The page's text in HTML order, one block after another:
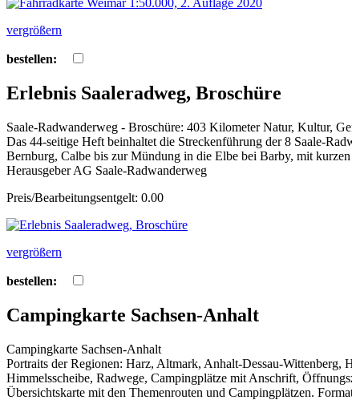
vergrößern
bestellen:
Erlebnis Saaleradweg, Broschüre
Saale-Radwanderweg - Broschüre: 403 Kilometer Natur, Kultur,
Das 44-seitige Heft beinhaltet die Streckenführung der 8 Saale-
Bernburg, Calbe bis zur Mündung in die Elbe bei Barby, mit
Herausgeber AG Saale-Radwanderweg
Preis/Bearbeitungsentgelt: 0.00
vergrößern
bestellen:
Campingkarte Sachsen-Anhalt
Campingkarte Sachsen-Anhalt
Portraits der Regionen: Harz, Altmark, Anhalt-Dessau-Wittenberg,
Himmelsscheibe, Radwege, Campingplätze mit Anschrift,
Übersichtskarte mit den Themenrouten und Campingplätzen.